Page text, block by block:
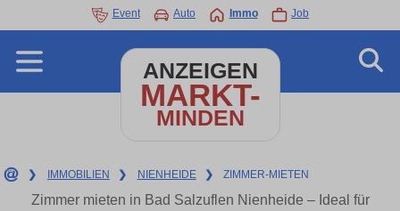
Event Auto Immo Job
ANZEIGEN
MARKT-
MINDEN
❯ IMMOBILIEN ❯ NIENHEIDE ❯ ZIMMER-MIETEN
Zimmer mieten in Bad Salzuflen Nienheide – Ideal für